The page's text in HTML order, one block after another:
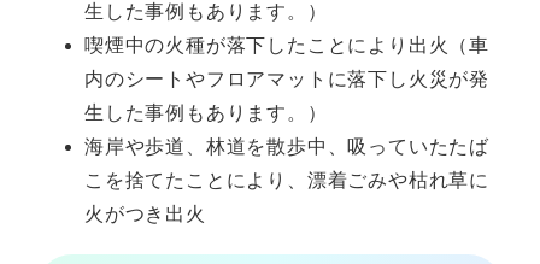
生した事例もあります。）
喫煙中の火種が落下したことにより出火（車
内のシートやフロアマットに落下し火災が発
生した事例もあります。）
海岸や歩道、林道を散歩中、吸っていたたば
こを捨てたことにより、漂着ごみや枯れ草に
火がつき出火